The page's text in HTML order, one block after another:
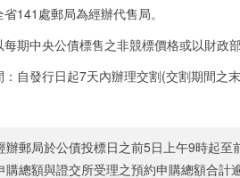
141處郵局為經辦代售局。
期中央公債標售之非競標價格或以財政
自發行日起7天內辦理交割(交割期間之
辦郵局於公債投標日之前5日上午9時起
購總額與證交所受理之預約申購總額合計